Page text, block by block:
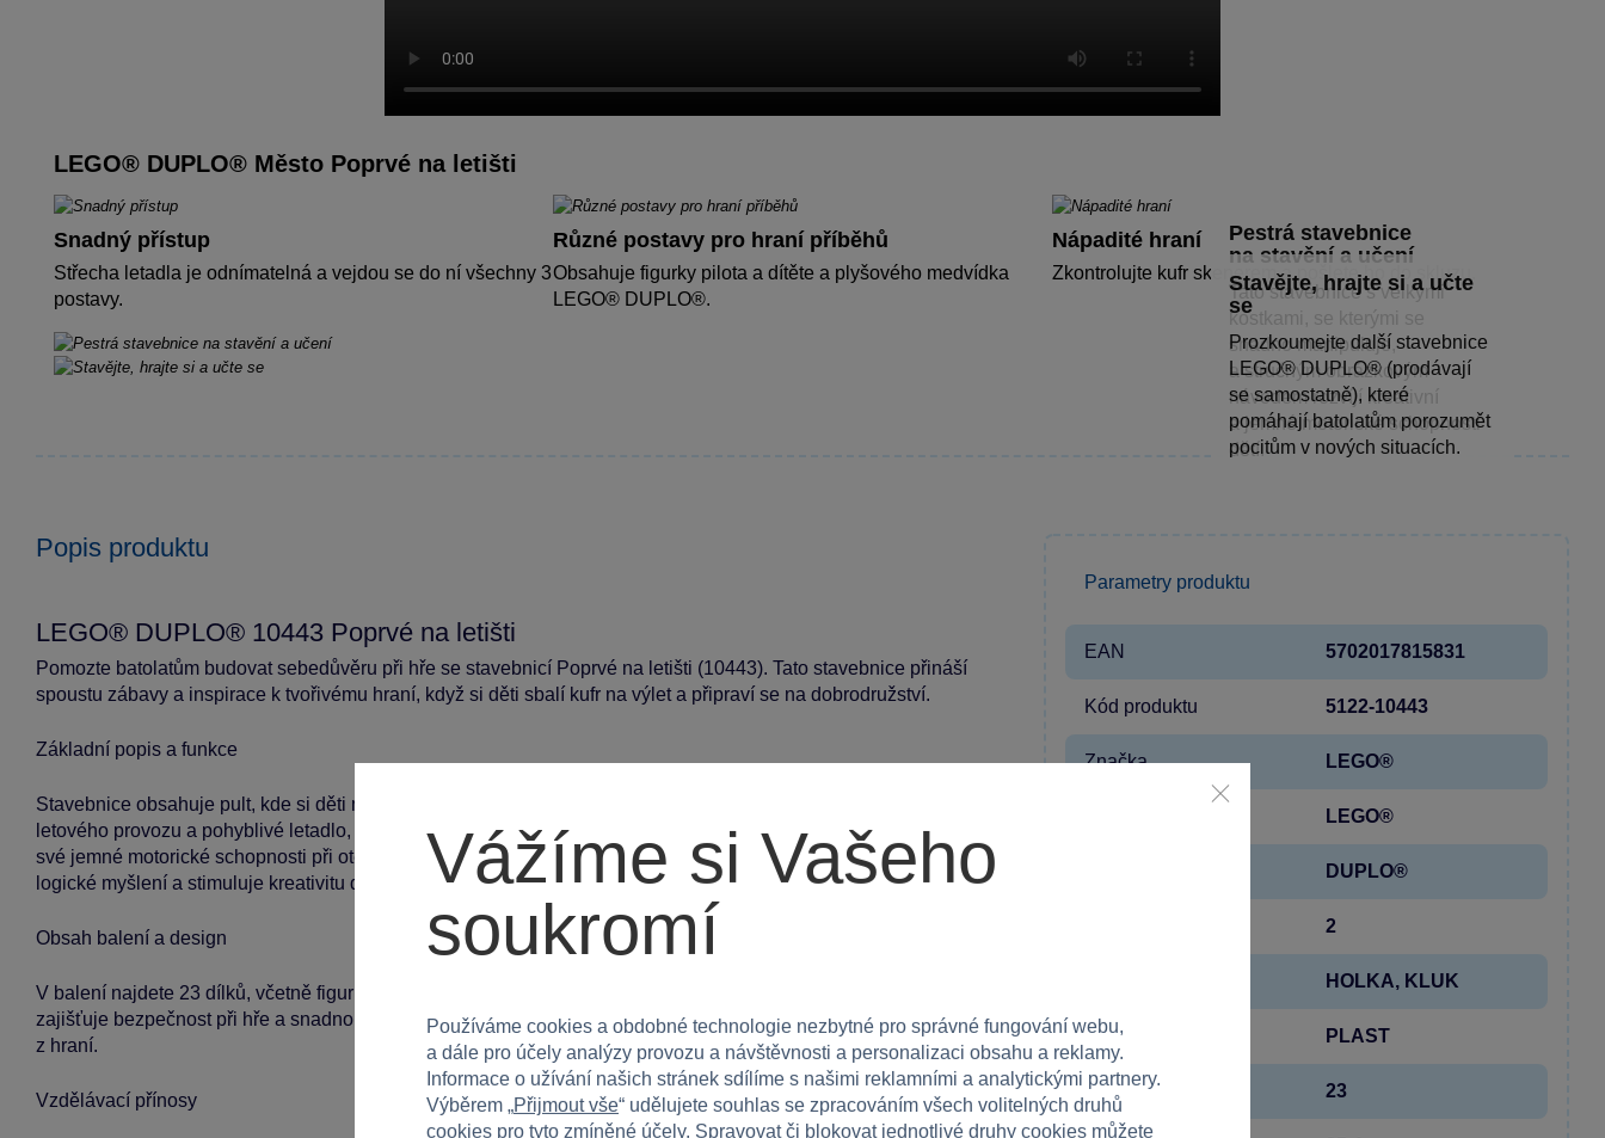
LEGO® DUPLO® Město Poprvé na letišti
Snadný přístup
Střecha letadla je odnímatelná a vejdou se do ní všechny 3
postavy.
Různé postavy pro hraní příběhů
Obsahuje figurky pilota a dítěte a plyšového medvídka
LEGO® DUPLO®.
Nápadité hraní
Zkontrolujte kufr skenerem a pošlete ho do skluzu.
Pestrá stavebnice
na stavění a učení
Tato stavebnice s velkými
kostkami, se kterými se
snadno manipuluje,
a stručným obrázkovým
návodem rozvíjí kreativní
a jemné motorické schopnosti
dětí.
Stavějte, hrajte si a učte
se
Prozkoumejte další stavebnice
LEGO® DUPLO® (prodávají
se samostatně), které
pomáhají batolatům porozumět
pocitům v nových situacích.
Popis produktu
LEGO® DUPLO® 10443 Poprvé na letišti
Pomozte batolatům budovat sebedůvěru při hře se stavebnicí Poprvé na letišti (10443). Tato stavebnice přináší
spoustu zábavy a inspirace k tvořivému hraní, když si děti sbalí kufr na výlet a připraví se na dobrodružství.
Základní popis a funkce
Stavebnice obsahuje pult, kde si děti mohou hrát na skenování kufru a jeho posunování po pásu, řízení
letového provozu a pohyblivé letadlo, do kterého se vejdou figurky dítěte a pilota. S touto hračkou děti procvičí
své jemné motorické schopnosti při otevírání kufru a usazování figurek do letadla. Model navíc podporuje
logické myšlení a stimuluje kreativitu dětí.
Obsah balení a design
V balení najdete 23 dílků, včetně figurky dítěte, pilota a plyšového medvídka. Kvalitní plastové provedení
zajišťuje bezpečnost při hře a snadnou údržbu. Barvy a tvarové prvky jsou navrženy tak, aby zvýšily zážitek
z hraní.
Vzdělávací přínosy
Parametry produktu
EAN 5702017815831
Kód produktu 5122-10443
Značka LEGO®
LEGO®
DUPLO®
2
HOLKA, KLUK
Materiál PLAST
Počet dílků 23
Vážíme si Vašeho
soukromí
Používáme cookies a obdobné technologie nezbytné pro správné fungování webu,
a dále pro účely analýzy provozu a návštěvnosti a personalizaci obsahu a reklamy.
Informace o užívání našich stránek sdílíme s našimi reklamními a analytickými partnery.
Výběrem „Přijmout vše“ udělujete souhlas se zpracováním všech volitelných druhů
cookies pro tyto zmíněné účely. Spravovat či blokovat jednotlivé druhy cookies můžete